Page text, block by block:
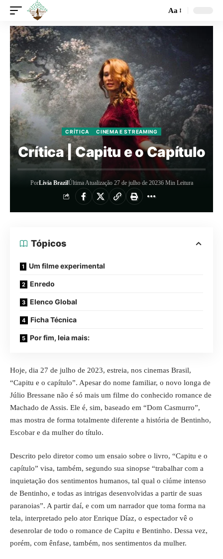
Aa
CRÍTICA CINEMA E STREAMING
Crítica | Capitu e o Capítulo
PorLivia BrazilÚltima Atualização 27 de julho de 20236 Min Leitura
Tópicos
Um filme experimental
Enredo
Elenco Global
Ficha Técnica
Por fim, leia mais:
Hoje, dia 27 de julho de 2023, estreia, nos cinemas Brasil,
“Capitu e o capítulo”. Apesar do nome familiar, o novo longa de
Júlio Bressane não é só mais um filme do conhecido romance de
Machado de Assis. Ele é, sim, baseado em “Dom Casmurro”,
mas mostra de forma totalmente diferente a história de Bentinho,
Escobar e da mulher do título.
Descrito pelo diretor como um ensaio sobre o livro, “Capitu e o
capítulo” visa, também, segundo sua sinopse “trabalhar com a
inquietação dos sentimentos humanos, tal qual o ciúme intenso
de Bentinho, e todas as intrigas desenvolvidas a partir de suas
paranoias”. A partir daí, e com um narrador que toma forma na
tela, interpretado pelo ator Enrique Díaz, o espectador vê o
desenrolar de todo o romance de Capitu e Bentinho. Dessa vez,
porém, com ênfase, também, nos sentimentos da mulher.